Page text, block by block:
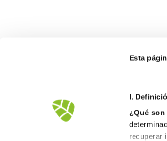
Esta
I. D
¿Qué
recuperar